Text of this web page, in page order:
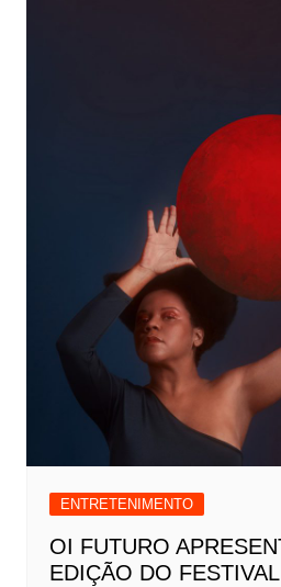
ENTRETENIMENTO
OI FUTURO
EDIÇÃO DO